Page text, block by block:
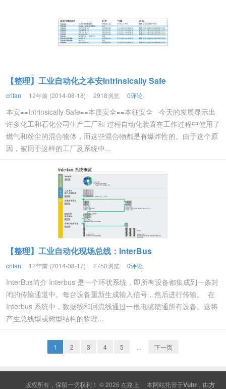
【整理】工业自动化之本安Intrinsically Safe
crifan 12年前 (2014-08-18) 2918浏览 0评论
本安==Intrinsically Safe==本质安全==本征安全 今天的发展显示出
许多化工和石化公司生产工厂和 过程自动化装置在工作过程中使用了
燃气和粉尘的混合物体，而这些混合物都是有爆炸性的。由于这个原
因，被用于这样的工厂及系统中...
【整理】工业自动化现场总线：InterBus
crifan 12年前 (2014-08-17) 2750浏览 0评论
InterBus简介 Interbus 是一个环状系统，即所有设备都集成到一条封
闭的传输通道中。每台设备重新生成输入信号，然后进行传输。 在
Interbus 系统中，数据线和回流线通过一根电缆馈通所有设备。这将
产生总线型或树型结构的物理...
1 2 3 4 5 下一页
版权所有，保留一切权利！ © 2026 在路上 本网站托管于Vultr ，由方